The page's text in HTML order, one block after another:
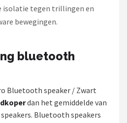
isolatie tegen trillingen en
bewegingen.
bluetooth
Bluetooth speaker / Zwart
dan het gemiddelde van
Bluetooth speakers